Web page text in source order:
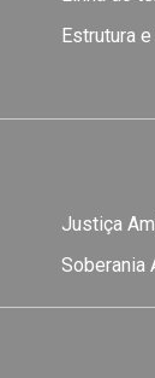
Estrutura
Justiça
Soberania